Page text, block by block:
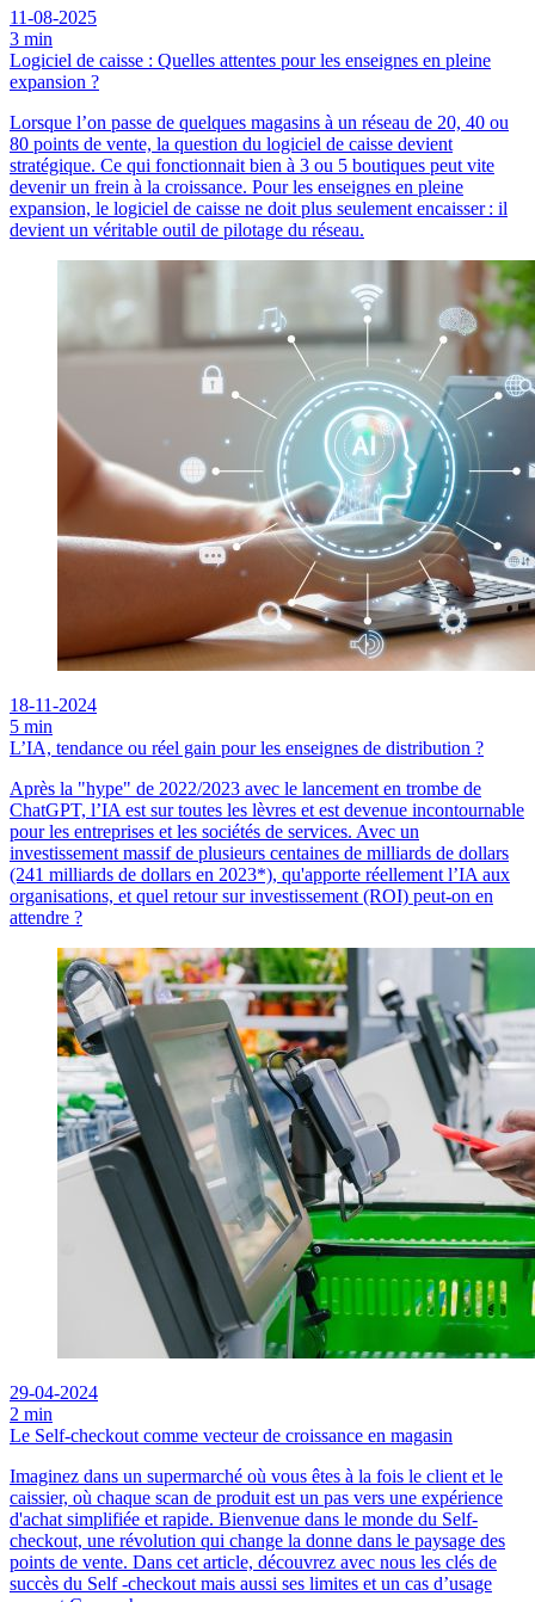
11-08-2025
3 min
Logiciel de caisse : Quelles attentes pour les enseignes en pleine
expansion ?
Lorsque l’on passe de quelques magasins à un réseau de 20, 40 ou
80 points de vente, la question du logiciel de caisse devient
stratégique. Ce qui fonctionnait bien à 3 ou 5 boutiques peut vite
devenir un frein à la croissance. Pour les enseignes en pleine
expansion, le logiciel de caisse ne doit plus seulement encaisser : il
devient un véritable outil de pilotage du réseau.
18-11-2024
5 min
L’IA, tendance ou réel gain pour les enseignes de distribution ?
Après la "hype" de 2022/2023 avec le lancement en trombe de
ChatGPT, l’IA est sur toutes les lèvres et est devenue incontournable
pour les entreprises et les sociétés de services. Avec un
investissement massif de plusieurs centaines de milliards de dollars
(241 milliards de dollars en 2023*), qu'apporte réellement l’IA aux
organisations, et quel retour sur investissement (ROI) peut-on en
attendre ?
29-04-2024
2 min
Le Self-checkout comme vecteur de croissance en magasin
Imaginez dans un supermarché où vous êtes à la fois le client et le
caissier, où chaque scan de produit est un pas vers une expérience
d'achat simplifiée et rapide. Bienvenue dans le monde du Self-
checkout, une révolution qui change la donne dans le paysage des
points de vente. Dans cet article, découvrez avec nous les clés de
succès du Self -checkout mais aussi ses limites et un cas d’usage